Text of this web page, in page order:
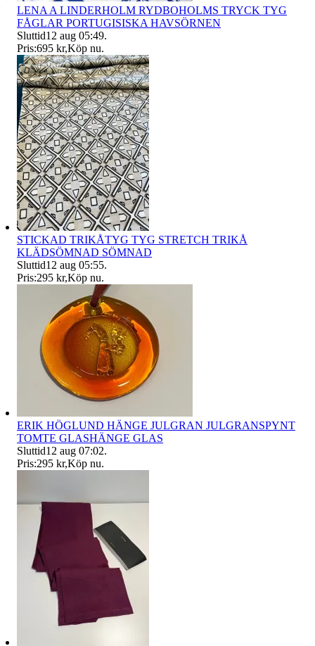
LENA A LINDERHOLM RYDBOHOLMS TRYCK TYG
FÅGLAR PORTUGISISKA HAVSÖRNEN
Sluttid12 aug 05:49.
Pris:695 kr,Köp nu.
STICKAD TRIKÅTYG TYG STRETCH TRIKÅ
KLÄDSÖMNAD SÖMNAD
Sluttid12 aug 05:55.
Pris:295 kr,Köp nu.
ERIK HÖGLUND HÄNGE JULGRAN JULGRANSPYNT
TOMTE GLASHÄNGE GLAS
Sluttid12 aug 07:02.
Pris:295 kr,Köp nu.